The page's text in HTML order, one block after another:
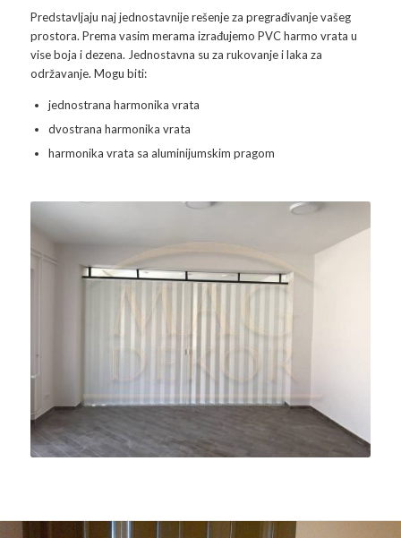
Predstavljaju naj jednostavnije rešenje za pregrađivanje vašeg
prostora. Prema vasim merama izrađujemo PVC harmo vrata u
vise boja i dezena. Jednostavna su za rukovanje i laka za
održavanje. Mogu biti:
jednostrana harmonika vrata
dvostrana harmonika vrata
harmonika vrata sa aluminijumskim pragom